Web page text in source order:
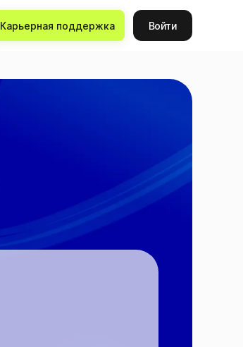
Карьерная поддержка Войти